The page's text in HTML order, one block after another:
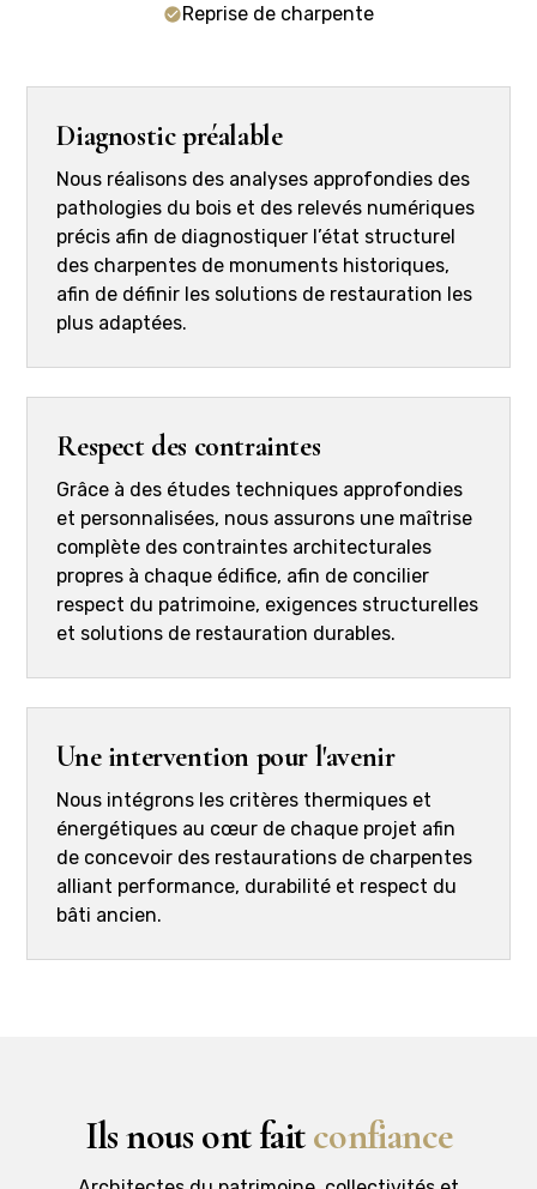
Reprise de charpente
Diagnostic préalable
Nous réalisons des analyses approfondies des
pathologies du bois et des relevés numériques
précis afin de diagnostiquer l’état structurel
des charpentes de monuments historiques,
afin de définir les solutions de restauration les
plus adaptées.
Respect des contraintes
Grâce à des études techniques approfondies
et personnalisées, nous assurons une maîtrise
complète des contraintes architecturales
propres à chaque édifice, afin de concilier
respect du patrimoine, exigences structurelles
et solutions de restauration durables.
Une intervention pour l'avenir
Nous intégrons les critères thermiques et
énergétiques au cœur de chaque projet afin
de concevoir des restaurations de charpentes
alliant performance, durabilité et respect du
bâti ancien.
Ils nous ont faitconfiance